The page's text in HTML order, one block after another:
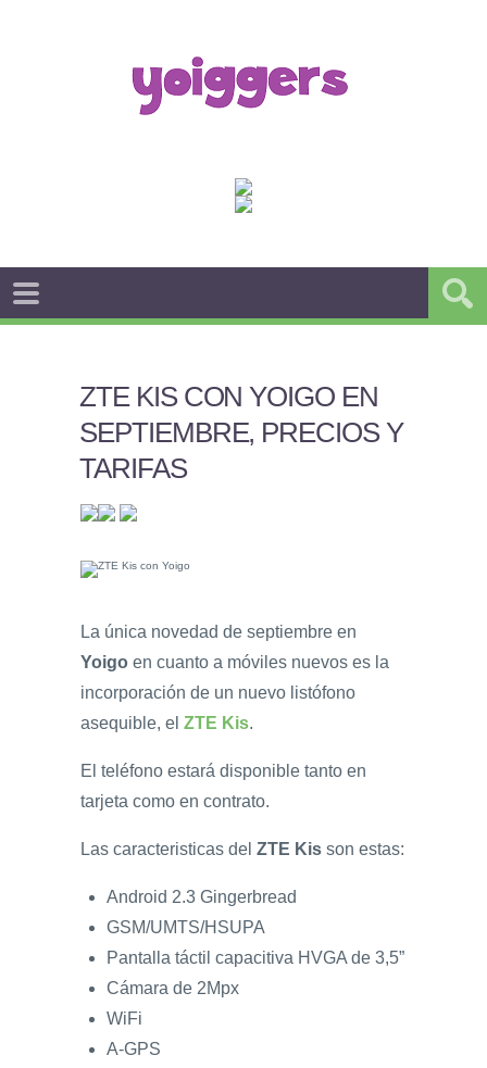
ZTE KIS CON YOIGO EN
SEPTIEMBRE, PRECIOS Y
TARIFAS
La única novedad de septiembre en
Yoigo en cuanto a móviles nuevos es la
incorporación de un nuevo listófono
asequible, el ZTE Kis.
El teléfono estará disponible tanto en
tarjeta como en contrato.
Las caracteristicas del ZTE Kis son estas:
Android 2.3 Gingerbread
GSM/UMTS/HSUPA
Pantalla táctil capacitiva HVGA de 3,5”
Cámara de 2Mpx
WiFi
A-GPS